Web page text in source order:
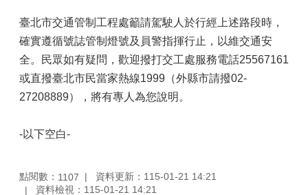
臺北市交通管制工程處籲請駕駛人於行經上述路段時，
確實遵循號誌管制燈號及員警指揮行止，以維交通安
全。民眾如有疑問，歡迎撥打交工處服務電話25567161
或直撥臺北市民當家熱線1999（外縣市請撥02-
27208889），將有專人為您說明。
-以下空白-
點閱數： 1107
資料更新：115-01-21 14:21
資料檢視：115-01-21 14:21